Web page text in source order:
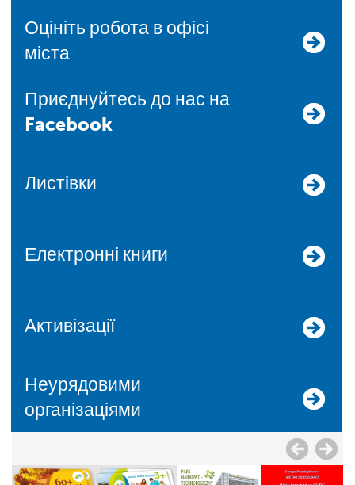
Оцініть робота в офісі
міста
Приєднуйтесь до нас на
Facebook
Листівки
Електронні книги
Активізації
Неурядовими
організаціями